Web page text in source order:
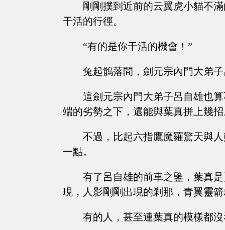
剛剛撲到近前的云翼虎小貓不
干活的行徑。
“有的是你干活的機會！”
兔起鶻落間，劍元宗內門大弟
這劍元宗內門大弟子呂自雄也
端的劣勢之下，還能與葉真拼上幾
不過，比起六指鷹魔羅驚天與
一點。
有了呂自雄的前車之鑒，葉真
現，人影剛剛出現的剎那，青翼靈
有的人，甚至連葉真的模樣都